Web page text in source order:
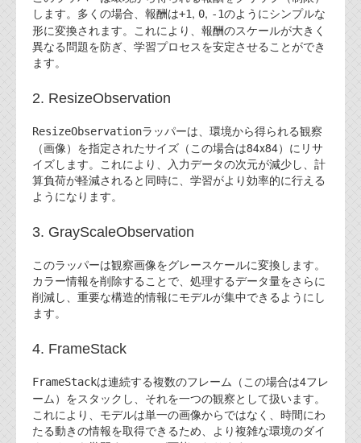
技術文書
ご希望の方は、お問い合わせページから
資料閲覧パスワードをお問い合わせ頂き
ログインをお願い致します。アカウント
設計用語集
オンラインショップ
お問い合わせ
FAQ
お問い合わせフォーム
します。多くの場合、報酬は+1, 0, -1のようにシンプルな
形に変換されます。これにより、報酬のスケールが大きく
異なる問題を防ぎ、学習プロセスを安定させることができ
ます。
2. ResizeObservation
ResizeObservationラッパーは、環境から得られる観察
（画像）を指定されたサイズ（この場合は84x84）にリサ
イズします。これにより、入力データの次元が減少し、計
算負荷が軽減されると同時に、学習がより効率的に行える
ようになります。
3. GrayScaleObservation
このラッパーは観察画像をグレースケールに変換します。
カラー情報を削除することで、処理するデータ量をさらに
削減し、重要な構造的情報にモデルが集中できるようにし
ます。
4. FrameStack
FrameStackは連続する複数のフレーム（この場合は4フレ
ーム）をスタックし、それを一つの観察として扱います。
これにより、モデルは単一の画像からではなく、時間にわ
たる動きの情報を取得できるため、より複雑な環境のダイ